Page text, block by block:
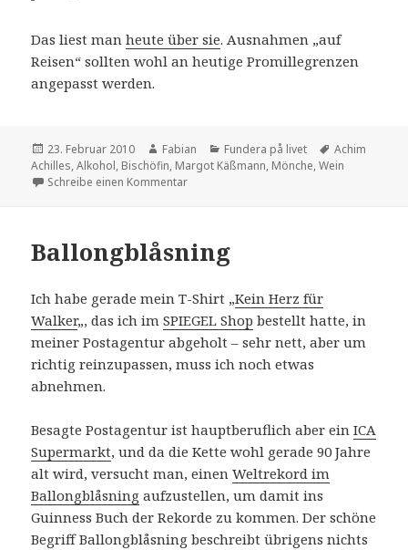
Das liest manheute über sie. Ausnahmen „auf
Reisen“ sollten wohl an heutige Promillegrenzen
angepasst werden.
Veröffentlicht
am
23. Februar 2010 Autor
Fabian Kategorien
Fundera på livet Schlagwörter
Achim
Achilles,Alkohol, Bischöfin, Margot Käßmann, Mönche,Wein
Schreibe einen Kommentarzu Interviews neu gedeutet – heute:
Ballongblåsning
Ich habe gerade mein T-Shirt „Kein Herz für
Walker„, das ich imSPIEGEL Shop bestellt hatte, in
meiner Postagentur abgeholt – sehr nett, aber um
richtig reinzupassen, muss ich noch etwas
abnehmen.
Besagte Postagentur ist hauptberuflich aber einICA
Supermarkt, und da die Kette wohl gerade 90 Jahre
alt wird, versucht man, einenWeltrekord im
Ballongblåsning aufzustellen, um damit ins
Guinness Buch der Rekorde zu kommen. Der schöne
Begriff Ballongblåsning beschreibt übrigens nichts